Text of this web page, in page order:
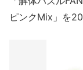
ピンクMix」を